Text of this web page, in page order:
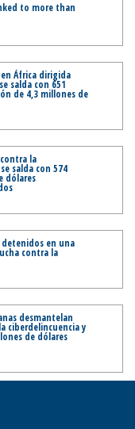
to more than
África dirigida
salda con 651
de 4,3 millones de
la
salda con 574
dólares
en una
contra la
desmantelan
ciberdelincuencia y
de dólares